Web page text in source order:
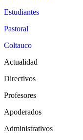
Estudiantes
Pastoral
Coltauco
Actualidad
Directivos
Profesores
Apoderados
Administrativos